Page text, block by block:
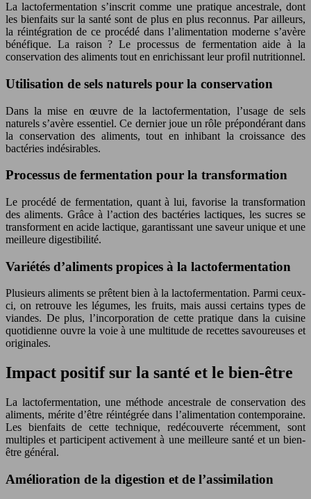
La lactofermentation s’inscrit comme une pratique ancestrale, dont
les bienfaits sur la santé sont de plus en plus reconnus. Par ailleurs,
la réintégration de ce procédé dans l’alimentation moderne s’avère
bénéfique. La raison ? Le processus de fermentation aide à la
conservation des aliments tout en enrichissant leur profil nutritionnel.
Utilisation de sels naturels pour la conservation
Dans la mise en œuvre de la lactofermentation, l’usage de sels
naturels s’avère essentiel. Ce dernier joue un rôle prépondérant dans
la conservation des aliments, tout en inhibant la croissance des
bactéries indésirables.
Processus de fermentation pour la transformation
Le procédé de fermentation, quant à lui, favorise la transformation
des aliments. Grâce à l’action des bactéries lactiques, les sucres se
transforment en acide lactique, garantissant une saveur unique et une
meilleure digestibilité.
Variétés d’aliments propices à la lactofermentation
Plusieurs aliments se prêtent bien à la lactofermentation. Parmi ceux-
ci, on retrouve les légumes, les fruits, mais aussi certains types de
viandes. De plus, l’incorporation de cette pratique dans la cuisine
quotidienne ouvre la voie à une multitude de recettes savoureuses et
originales.
Impact positif sur la santé et le bien-être
La lactofermentation, une méthode ancestrale de conservation des
aliments, mérite d’être réintégrée dans l’alimentation contemporaine.
Les bienfaits de cette technique, redécouverte récemment, sont
multiples et participent activement à une meilleure santé et un bien-
être général.
Amélioration de la digestion et de l’assimilation